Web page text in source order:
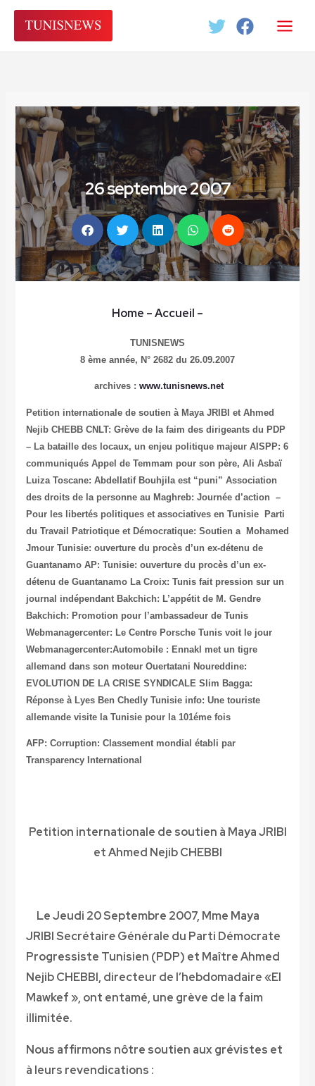
Aller
contenu
26 septembre 2007
Home – Accueil –
TUNISNEWS
8 ème année, N° 2682 du 26.09.2007
archives : www.tunisnews.net
Petition internationale de soutien à Maya JRIBI et Ahmed
Nejib CHEBB CNLT: Grève de la faim des dirigeants du PDP
– La bataille des locaux, un enjeu politique majeurAISPP: 6
communiqués Appel de Temmam pour son père, Ali Asbaï
Luiza Toscane: Abdellatif Bouhjila est “puni” Association
des droits de la personne au Maghreb: Journée d’action –
Pour les libertés politiques et associatives en TunisieParti
du Travail Patriotique et Démocratique: Soutien a Mohamed
Jmour Tunisie: ouverture du procès d’un ex-détenu de
GuantanamoAP: Tunisie: ouverture du procès d’un ex-
détenu de Guantanamo La Croix: Tunis fait pression sur un
journal indépendantBakchich: L’appétit de M. Gendre
Bakchich: Promotion pour l’ambassadeur de Tunis
Webmanagercenter: Le Centre Porsche Tunis voit le jour
Webmanagercenter:Automobile : Ennakl met un tigre
allemand dans son moteurOuertatani Noureddine:
EVOLUTION DE LA CRISE SYNDICALE Slim Bagga:
Réponse à Lyes Ben ChedlyTunisie info: Une touriste
allemande visite la Tunisie pour la 101éme fois
AFP: Corruption: Classement mondial établi par
Transparency International
Petition internationale de soutien à Maya JRIBI
et Ahmed Nejib CHEBBI
Le Jeudi 20 Septembre 2007, Mme Maya
JRIBI SecrétaireGénérale du Parti Démocrate
Progressiste Tunisien (PDP) et Maître Ahmed
Nejib CHEBBI, directeur de l’hebdomadaire «El
Mawkef », ont entamé, une grève de la faim
illimitée.
Nous affirmons nôtre soutien aux grévistes et
à leurs revendications :